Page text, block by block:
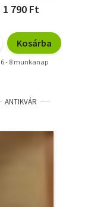
1 790 Ft
Kosárba
6 - 8 munkanap
ANTIKVÁR